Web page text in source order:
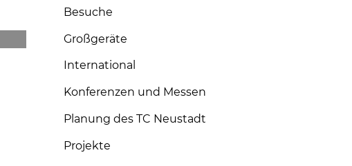
Besuche
Großgeräte
International
Konferenzen und Messen
Planung des TC Neustadt
Projekte